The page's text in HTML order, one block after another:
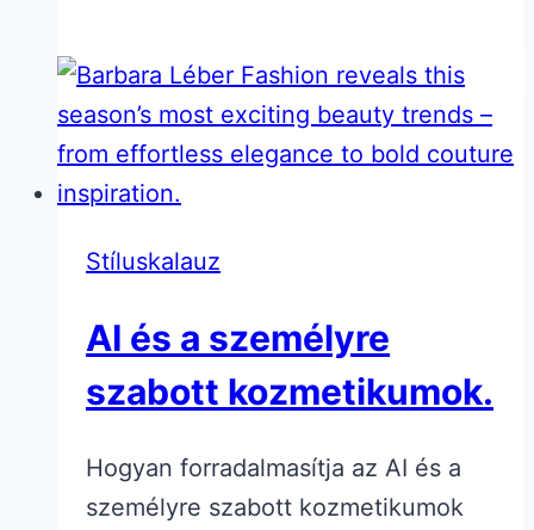
Stíluskalauz
AI és a személyre
szabott kozmetikumok.
Hogyan forradalmasítja az AI és a
személyre szabott kozmetikumok